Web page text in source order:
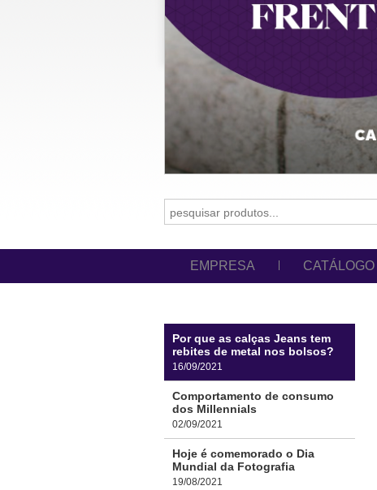
EMPRESA CATÁLOGO
Por que as calças Jeans tem
rebites de metal nos bolsos?
16/09/2021
Comportamento de consumo
dos Millennials
02/09/2021
Hoje é comemorado o Dia
Mundial da Fotografia
19/08/2021